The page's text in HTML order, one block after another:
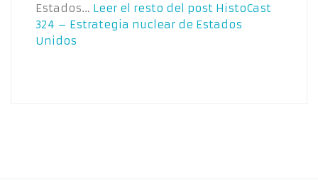
Estados… Leer el resto del post HistoCast
324 – Estrategia nuclear de Estados
Unidos